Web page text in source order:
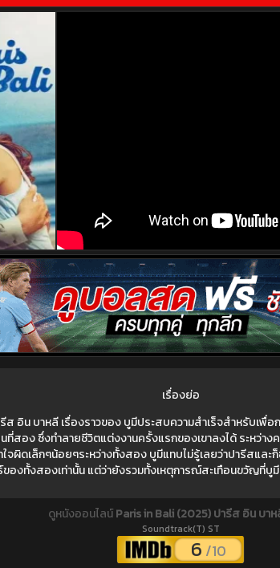
เรื่องย่อ
ส อิน บาหลี เรื่องราวของ บูมีประสบความสำเร็จสำหรับเพื่
สอง ซึ่งทำลายชีวิตแต่งงานครั้งแรกของเขาลงได้ ระหว่า
ใจผิดเล็กๆน้อยๆระหว่างทั้งสอง บูมีแทบไม่รู้เลยว่าปารีสแล
องทั้งสองเท่านั้น แต่ว่ายังรวมทั้งเหตุการณ์สะเทือนขวัญที่บู
ดูหนังออนไลน์Paris in Bali (2025) ปารีส อิน บา
Soundtrack(T) ST
6 /10